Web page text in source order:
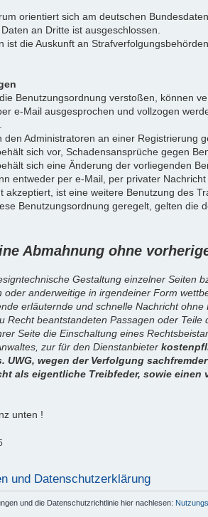
orientiert sich am deutschen
an Dritte ist ausgeschlossen.
ist die Auskunft an
Benutzungsordnung verstoßen, können
e-Mail ausgesprochen und vollzogen
den Administratoren an einer Registrierung
sich vor, Schadensansprüche gegen
sich eine Änderung der vorliegenden
entweder per e-Mail, per privater
akzeptiert, ist eine weitere Benutzung des
Benutzungsordnung geregelt, gelten die
Abmahnung ohne
Gestaltung einzelner Seiten
oder anderweitige in irgendeiner Form
erläuternde und schnelle Nachricht ohne
Recht beantstandeten Passagen oder
Seite die Einschaltung eines
zur für den Dienstanbieter
UWG, wegen der Verfolgung
als eigentliche Treibfeder, sowie
unten !
und Datenschutzerklärung
und die Datenschutzrichtlinie hier nachlesen: